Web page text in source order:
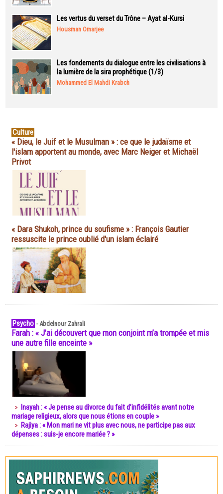
Les vertus du verset du Trône – Ayat al-Kursi
Housman Omarjee
Les fondements du dialogue entre les civilisations à
la lumière de la sira prophétique (1/3)
Mohammed El Mahdi Krabch
Culture
« Dieu, le Juif et le Musulman » : ce que le judaïsme et
l'islam apportent au monde, avec Marc Neiger et Michaël
Privot
« Dara Shukoh, prince du soufisme » : François Gautier
ressuscite le prince oublié d'un islam éclairé
Psycho -Abdelnour Zahrali
Farah : « J’ai découvert que mon conjoint m’a trompée et mis
une autre fille enceinte »
Inayah : « Je pense au divorce du fait d’infidélités avant notre
mariage religieux, alors que nous étions en couple »
Rajiya : « Mon mari ne vit plus avec nous, ne participe pas aux
dépenses : suis-je encore mariée ? »